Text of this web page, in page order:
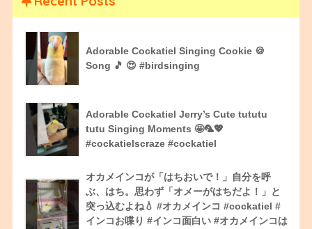
Adorable Cockatiel Singing Cookie 🍪
Song 🎵 😍 #birdsinging
Adorable Cockatiel Jerry’s Cute tututu
tutu Singing Moments 🤩🦜💖
#cockatielscraze #cockatiel
オカメインコが「はちおいで！」自分を呼
ぶ、はち。思わず「オメーがはちだよ！」と
突っ込むよね💧 #オカメインコ #cockatiel #
インコお喋り #インコ面白い #オカメインコは